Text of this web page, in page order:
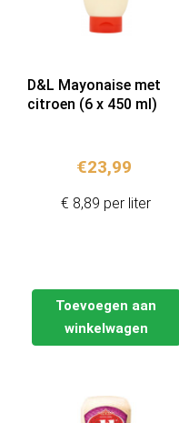
D&L Mayonaise met
citroen (6 x 450 ml)
€23,99
Toevoegen aan
winkelwagen
€ 8,89 per liter